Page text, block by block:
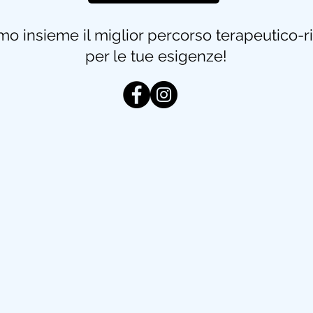
insieme il miglior percorso terapeutico-
per le tue esigenze!